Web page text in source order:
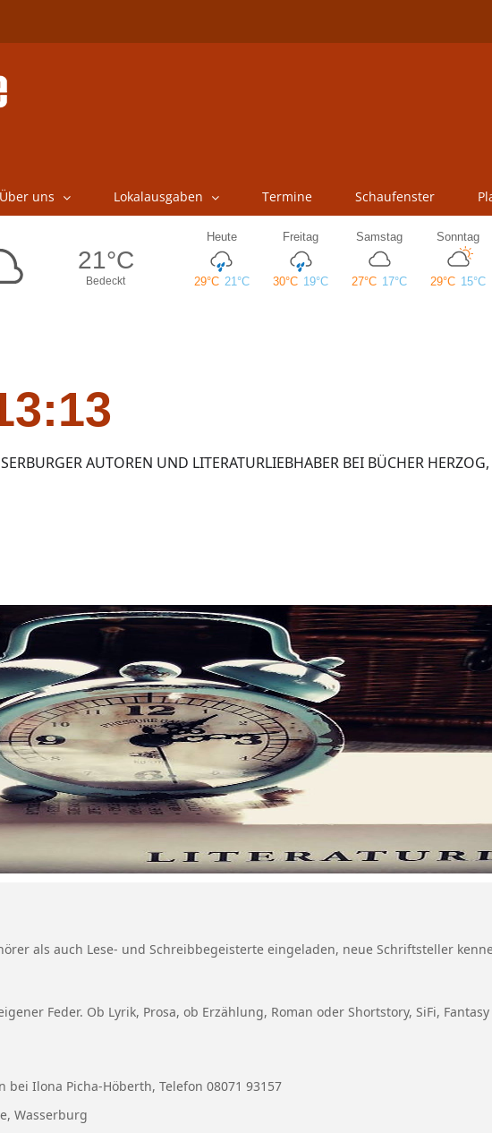
Über uns Lokalausgaben Termine Schaufenster
AUTOREN UND LITERATURLIEBHABER BEI BÜCHER
als auch Lese- und Schreibbegeisterte eingeladen, neue Schriftsteller
Feder. Ob Lyrik, Prosa, ob Erzählung, Roman oder Shortstory, SiFi,
Ilona Picha-Höberth, Telefon 08071 93157
Wasserburg